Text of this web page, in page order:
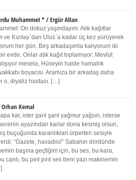
Muhammet * / Ergür Altan
On dokuz yaşındayım. Atık kağıtlar
ve Kızılay`dan Ulus`a kadar üç kez yürüyerek
her gün. Beş arkadaşımla kalıyorum iki
evde. Onlar atık kağıt toplamıyor; Mevlüt
mesela, Hüseyin halde hamallık
boyacısı. Aramıza bir arkadaş daha
o, diyaliz hastası. […]
Kemal
kar, ister şarıl şarıl yağmur yağsın, isterse
ayazından karlar dona kesmiş olsun,
buçuğunda karanlıkları ürperten sesiyle
“Gazete, havadiis!” Sabahın dördünde
başına geçtiğim için, bu ses, bu kara,
bu pırıl pırıl ses beni yazı makinemin